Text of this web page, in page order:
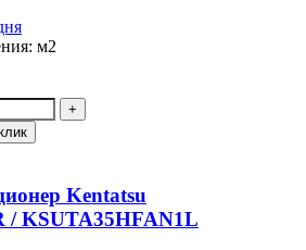
м2
Kentatsu
/ KSUTA35HFAN1L